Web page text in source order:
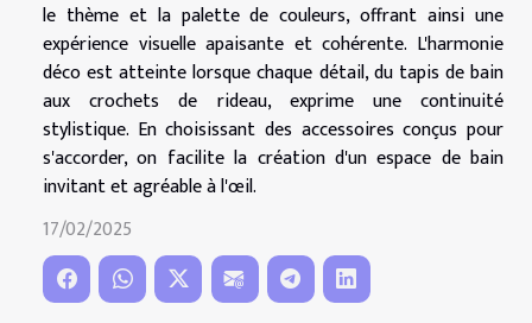
le thème et la palette de couleurs, offrant ainsi une
expérience visuelle apaisante et cohérente. L'harmonie
déco est atteinte lorsque chaque détail, du tapis de bain
aux crochets de rideau, exprime une continuité
stylistique. En choisissant des accessoires conçus pour
s'accorder, on facilite la création d'un espace de bain
invitant et agréable à l'œil.
17/02/2025